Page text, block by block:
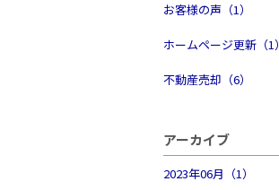
お客様の声（1）
ホームページ更新（1）
不動産売却（6）
アーカイブ
2023年06月（1）